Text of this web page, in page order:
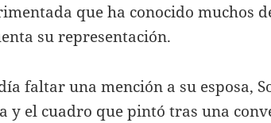
que ha conocido muchos
su representación.
faltar una mención a su esposa,
y el cuadro que pintó tras una